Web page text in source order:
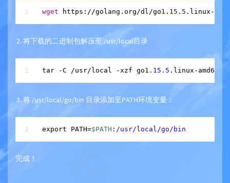
wget https://golang.org/dl/go1 . 15 . 5 .linux-amd
将下载的二进制包解压至 /usr/local目录
tar -C /usr/local - xzf go1 .15 .5
将 /usr/local/go/bin 目录添加至PATH环境变量：
export PATH=$PATH :/usr/local/go/bin
完成！